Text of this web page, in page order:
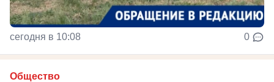
сегодня в 10:08 0
Общество